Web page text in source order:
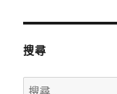
搜尋
搜